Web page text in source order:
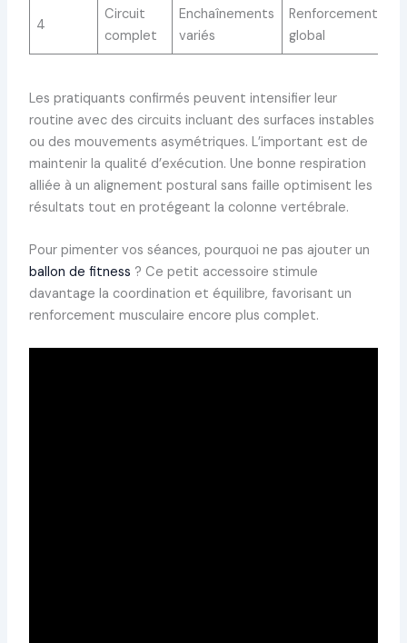
4
Circuit
complet
Enchaînements
variés
Renforcement
global
Les pratiquants confirmés peuvent intensifier leur
routine avec des circuits incluant des surfaces instables
ou des mouvements asymétriques. L’important est de
maintenir la qualité d’exécution. Une bonne respiration
alliée à un alignement postural sans faille optimisent les
résultats tout en protégeant la colonne vertébrale.
Pour pimenter vos séances, pourquoi ne pas ajouter un
ballon de fitness ? Ce petit accessoire stimule
davantage la coordination et équilibre, favorisant un
renforcement musculaire encore plus complet.